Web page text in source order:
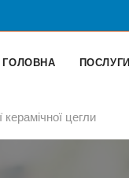
ГОЛОВНА ПОСЛУГИ
цегли